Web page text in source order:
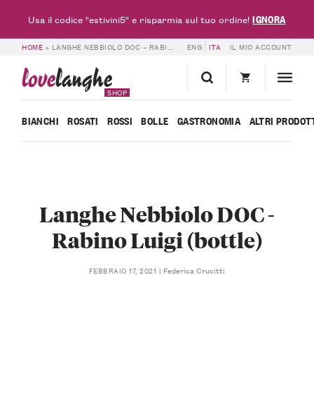
HOME » LANGHE NEBBIOLO DOC – RABINO LUIGI (BOTTLE) ENG ITA IL MIO ACCOUNT
lovelanghe
SHOP
BIANCHI ROSATI ROSSI BOLLE GASTRONOMIA ALTRI
Langhe Nebbiolo DOC -
Rabino Luigi (bottle)
FEBBRAIO 17, 2021 Federica Crucitti
Usa il codice "estivini5" e risparmia sul tuo ordine!IGNORA